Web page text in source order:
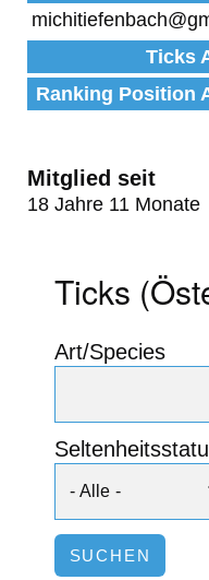
Ticks
Ranking Position
Mitglied seit
18 Jahre 11 Monate
Ticks
Art/Species